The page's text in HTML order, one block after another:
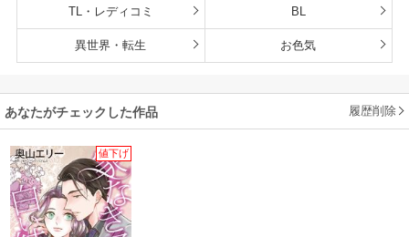
TL・レディコミ BL
異世界・転生 お色気
あなたがチェックした作品 履歴削除
値下げ